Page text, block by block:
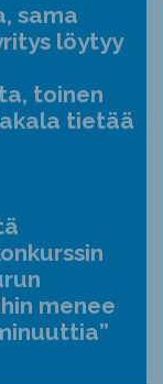
sama
löytyy
toinen
tietää
menee